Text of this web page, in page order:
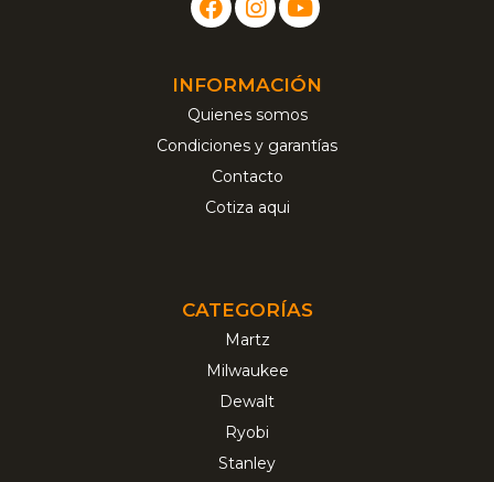
INFORMACIÓN
Quienes somos
Condiciones y garantías
Contacto
Cotiza aqui
CATEGORÍAS
Martz
Milwaukee
Dewalt
Ryobi
Stanley